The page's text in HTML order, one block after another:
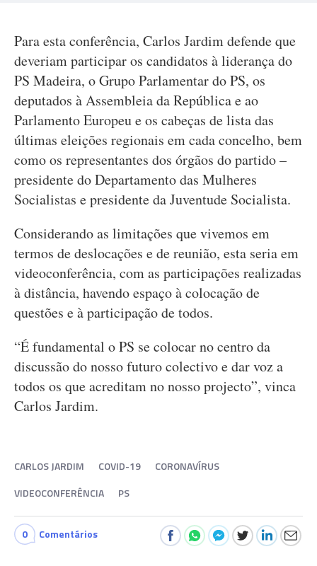
Para esta conferência, Carlos Jardim defende que
deveriam participar os candidatos à liderança do
PS Madeira, o Grupo Parlamentar do PS, os
deputados à Assembleia da República e ao
Parlamento Europeu e os cabeças de lista das
últimas eleições regionais em cada concelho, bem
como os representantes dos órgãos do partido –
presidente do Departamento das Mulheres
Socialistas e presidente da Juventude Socialista.
Considerando as limitações que vivemos em
termos de deslocações e de reunião, esta seria em
videoconferência, com as participações realizadas
à distância, havendo espaço à colocação de
questões e à participação de todos.
“É fundamental o PS se colocar no centro da
discussão do nosso futuro colectivo e dar voz a
todos os que acreditam no nosso projecto”, vinca
Carlos Jardim.
CARLOS JARDIM COVID-19
CORONAVÍRUS
VIDEOCONFERÊNCIA
PS
0 Comentários